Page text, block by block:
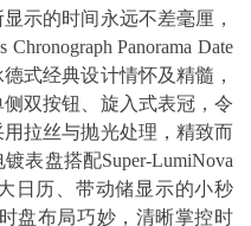
示的时间永远不差毫厘，
Panorama Date
式经典设计情怀及精髓，
双按钮、旋入式表冠，令
拉丝与抛光处理，精致而
表盘搭配Super-LumiNova
日历、带动储显示的小秒
盘布局巧妙，清晰掌控时